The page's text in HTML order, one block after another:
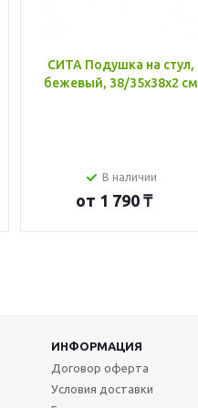
СИТА Подушка на стул,
бежевый, 38/35x38x2 см
В наличии
от 1 790 ₸
ИНФОРМАЦИЯ
Договор оферта
Условия доставки